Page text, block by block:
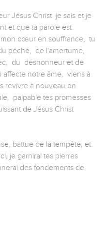
Jésus Christ  je sais et je
et que ta parole est
cœur en souffrance,  tu
péché,  de l'amertume,
du  déshonneur et de
notre âme,  viens à
revivre à nouveau en
palpable tes promesses
de Jésus Christ
battue de la tempête, et
je garnirai tes pierres
des fondements de